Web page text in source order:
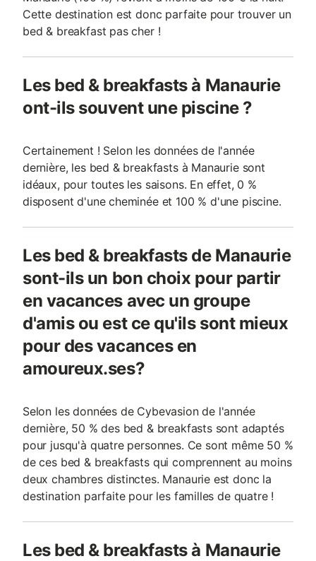
Cette destination est donc parfaite pour trouver un
bed & breakfast pas cher !
Les bed & breakfasts à Manaurie
ont-ils souvent une piscine ?
Certainement ! Selon les données de l'année
dernière, les bed & breakfasts à Manaurie sont
idéaux, pour toutes les saisons. En effet, 0 %
disposent d'une cheminée et 100 % d'une piscine.
Les bed & breakfasts de Manaurie
sont-ils un bon choix pour partir
en vacances avec un groupe
d'amis ou est ce qu'ils sont mieux
pour des vacances en
amoureux.ses?
Selon les données de Cybevasion de l'année
dernière, 50 % des bed & breakfasts sont adaptés
pour jusqu'à quatre personnes. Ce sont même 50 %
de ces bed & breakfasts qui comprennent au moins
deux chambres distinctes. Manaurie est donc la
destination parfaite pour les familles de quatre !
Les bed & breakfasts à Manaurie